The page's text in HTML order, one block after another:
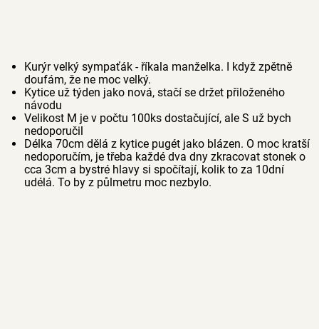
Kurýr velký sympaťák - říkala manželka. I když zpětně
doufám, že ne moc velký.
Kytice už týden jako nová, stačí se držet přiloženého
návodu
Velikost M je v počtu 100ks dostačující, ale S už bych
nedoporučil
Délka 70cm dělá z kytice pugét jako blázen. O moc kratší
nedoporučím, je třeba každé dva dny zkracovat stonek o
cca 3cm a bystré hlavy si spočítají, kolik to za 10dní
udélá. To by z půlmetru moc nezbylo.